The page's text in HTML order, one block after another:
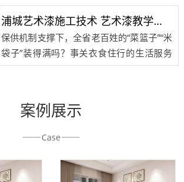
省农产品流通协会、成都餐饮同业公会、成
都红旗连锁、京东西南分公司等政府部门、
行业协......
浦城艺术漆施工技术 艺术漆教学培训 艺术涂料注意事项7
保供机制支撑下，全省老百姓的“菜篮子”“米
袋子”装得满吗？事关衣食住行的生活服务
何时才能恢复正常？发布会上，省商务厅、
行业协......
案例展示
Case